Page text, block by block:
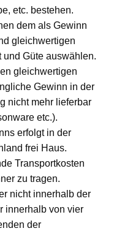
etc. bestehen.
dem als Gewinn
gleichwertigen
und Güte auswählen.
gleichwertigen
Gewinn in der
nicht mehr lieferbar
etc.).
erfolgt in der
frei Haus.
Transportkosten
zu tragen.
nicht innerhalb der
innerhalb von vier
der